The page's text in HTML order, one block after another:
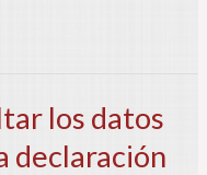
los datos
declaración